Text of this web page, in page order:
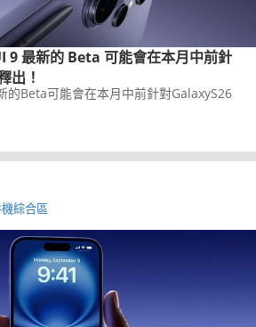
最新的 Beta 可能會在本月中前針
出！
Beta可能會在本月中前針對GalaxyS26
綜合區